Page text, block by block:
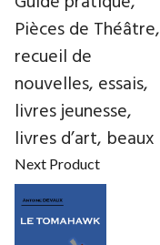
Next Product
Pièces de Théâtre,
recueil de
nouvelles, essais,
livres jeunesse,
livres d’art, beaux